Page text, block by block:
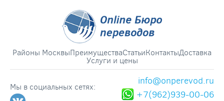
Районы МосквыПреимуществаСтатьиКонтактыДоставка
Услуги и цены
Мы в социальных сетях:
info@onperevod.ru
+7(962)939-00-06